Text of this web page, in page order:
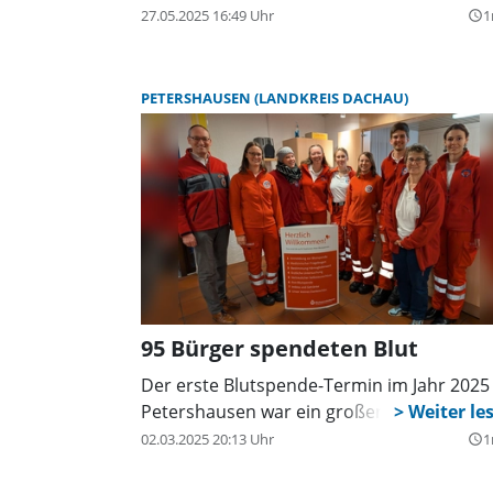
27.05.2025 16:49 Uhr query_builder
PETERSHAUSEN (LANDKREIS DACHAU)
95 Bürger spendeten Blut
Der erste Blutspende-Termin im Jahr
Petershausen war ein großer Erfolg.
02.03.2025 20:13 Uhr query_builder